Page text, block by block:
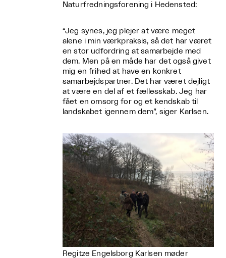
Naturfredningsforening i Hedensted:
“Jeg synes, jeg plejer at være meget
alene i min værkpraksis, så det har været
en stor udfordring at samarbejde med
dem. Men på en måde har det også givet
mig en frihed at have en konkret
samarbejdspartner. Det har været dejligt
at være en del af et fællesskab. Jeg har
fået en omsorg for og et kendskab til
landskabet igennem dem”, siger Karlsen.
Regitze Engelsborg Karlsen møder